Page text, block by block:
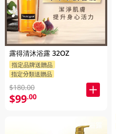
露得清沐浴露 32OZ
指定品牌送贈品
指定分類送贈品
$180.00
$99.00